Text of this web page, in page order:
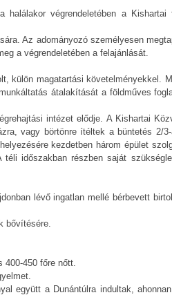
végrendeletében a Kishartai
Az adományozó személyesen
a végrendeletében a felajánlását.
külön magatartási követelményekkel.
átalakítását a földműves
intézet elődje. A Kishartai
vagy börtönre ítéltek a büntetés 2/
kezdetben három épület
időszakban részben saját
lévő ingatlan mellé bérbevett
bővítésére.
400-450 főre nőtt.
együtt a Dunántúlra indultak,